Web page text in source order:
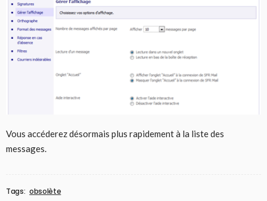
Vous accéderez désormais plus rapidement à la liste des
messages.
Tags: obsolète